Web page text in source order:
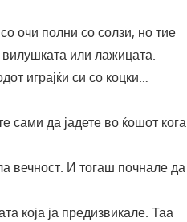
очи полни со солзи, но тие
вилушката или лажицата.
играјќи си со коцки…
сами да јадете во ќошот кога
вечност. И тогаш почнале да
која ја предизвикале. Таа